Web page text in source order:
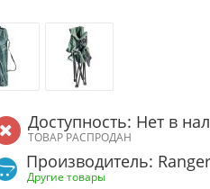
Доступность: Нет в
ТОВАР РАСПРОДАН
Производитель: Ranger
Другие товары